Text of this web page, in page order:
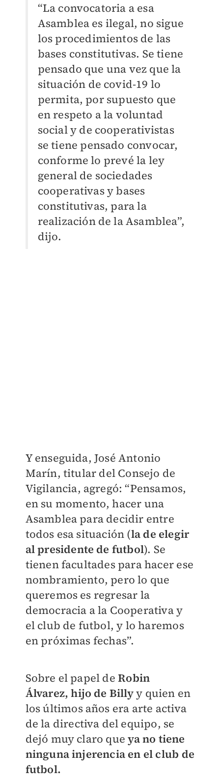
“La convocatoria a esa
Asamblea es ilegal, no sigue
los procedimientos de las
bases constitutivas. Se tiene
pensado que una vez que la
situación de covid-19 lo
permita, por supuesto que
en respeto a la voluntad
social y de cooperativistas
se tiene pensado convocar,
conforme lo prevé la ley
general de sociedades
cooperativas y bases
constitutivas, para la
realización de la Asamblea”,
dijo.
Y enseguida, José Antonio
Marín, titular del Consejo de
Vigilancia, agregó: “Pensamos,
en su momento, hacer una
Asamblea para decidir entre
todos esa situación (la de elegir
al presidente de futbol). Se
tienen facultades para hacer ese
nombramiento, pero lo que
queremos es regresar la
democracia a la Cooperativa y
el club de futbol, y lo haremos
en próximas fechas”.
Sobre el papel deRobin
Álvarez, hijo de Billyy quien en
los últimos años era arte activa
de la directiva del equipo, se
dejó muy claro queya no tiene
ninguna injerencia en el club de
futbol.